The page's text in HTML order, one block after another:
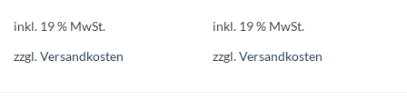
inkl. 19 % MwSt.
zzgl.Versandkosten
inkl. 19 % MwSt.
zzgl.Versandkosten